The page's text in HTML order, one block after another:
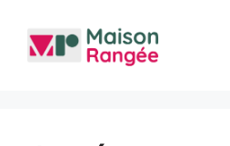
contenu